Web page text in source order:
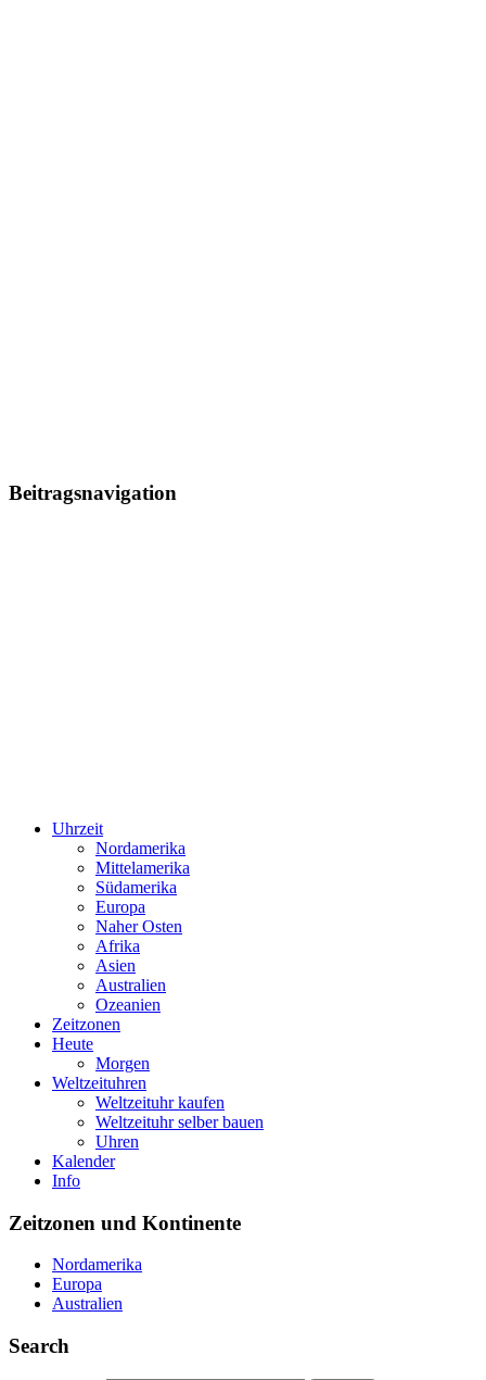
Beitragsnavigation
Uhrzeit
Nordamerika
Mittelamerika
Südamerika
Europa
Naher Osten
Afrika
Asien
Australien
Ozeanien
Zeitzonen
Heute
Morgen
Weltzeituhren
Weltzeituhr kaufen
Weltzeituhr selber bauen
Uhren
Kalender
Info
Zeitzonen und Kontinente
Nordamerika
Europa
Australien
Search